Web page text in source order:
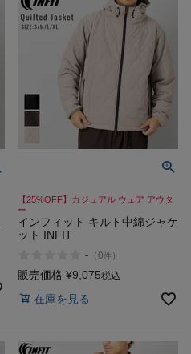
【25%OFF】カジュアル ウェア アウタ
ー
インフィット キルト中綿ジャケ
ット INFIT
- （0件 ）
販売価格 ¥9,075税込
在庫を見る